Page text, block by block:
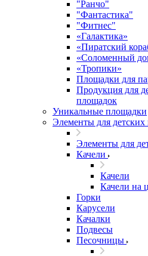
"Ранчо"
"Фантастика"
"Фитнес"
«Галактика»
«Пиратский
«Соломенный
«Тропики»
Площадки для
Продукция для
площадок
Уникальные площадки
Элементы для
Элементы для
Качели
Качели
Качели на
Горки
Карусели
Качалки
Подвесы
Песочницы